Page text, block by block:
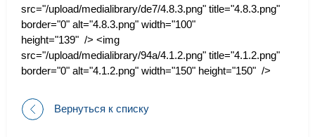
src="/upload/medialibrary/de7/4.8.3.png" title="4.8.3.png"
border="0" alt="4.8.3.png" width="100"
height="139" /> <img
src="/upload/medialibrary/94a/4.1.2.png" title="4.1.2.png"
border="0" alt="4.1.2.png" width="150" height="150" />
Вернуться к списку